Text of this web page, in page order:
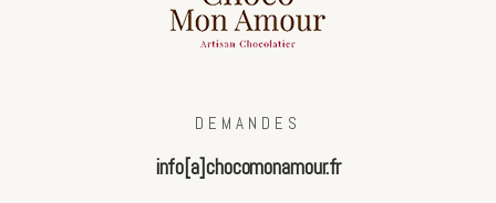
DEMANDES
info[a]chocomonamour.fr